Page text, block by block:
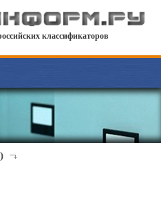
классификаторов